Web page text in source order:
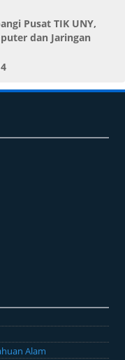
Pusat TIK UNY,
dan Jaringan
Alam